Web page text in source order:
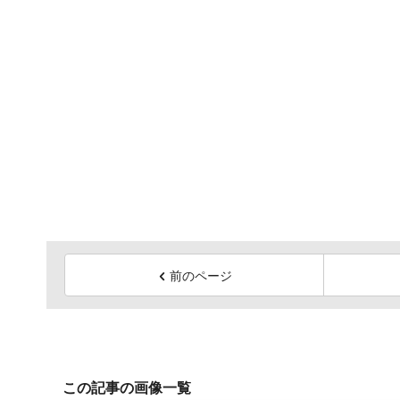
前のページ
この記事の画像一覧